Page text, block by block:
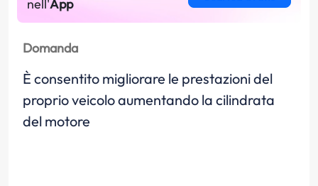
nell'App
Domanda
È consentito migliorare le prestazioni del
proprio veicolo aumentando la cilindrata
del motore